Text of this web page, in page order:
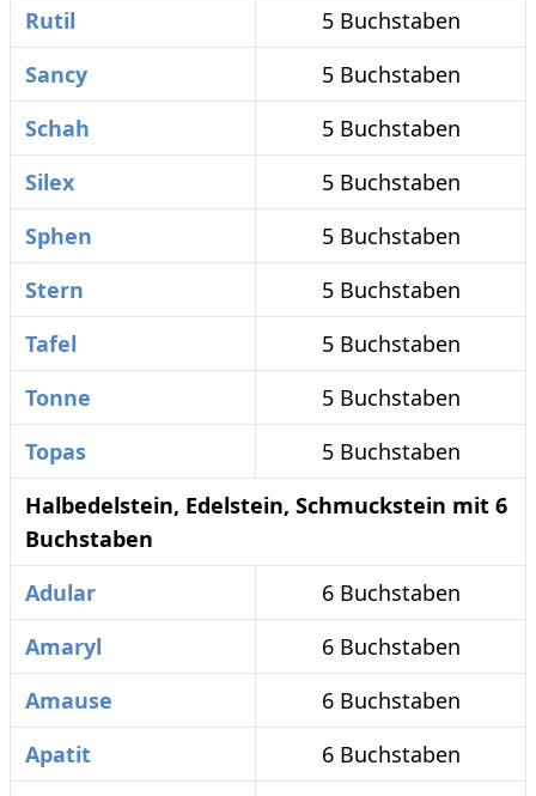
Rutil
5 Buchstaben
Sancy
5 Buchstaben
Schah
5 Buchstaben
Silex
5 Buchstaben
Sphen
5 Buchstaben
Stern
5 Buchstaben
Tafel
5 Buchstaben
Tonne
5 Buchstaben
Topas
5 Buchstaben
Halbedelstein, Edelstein, Schmuckstein mit 6
Buchstaben
Adular
6 Buchstaben
Amaryl
6 Buchstaben
Amause
6 Buchstaben
Apatit
6 Buchstaben